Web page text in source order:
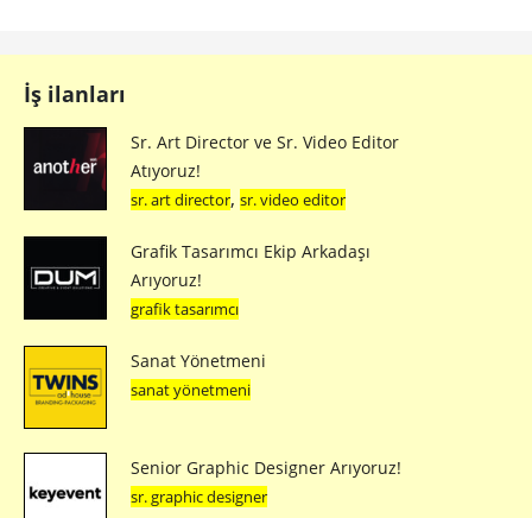
İş ilanları
Sr. Art Director ve Sr. Video Editor
Atıyoruz!
sr. art director, sr. video editor
Grafik Tasarımcı Ekip Arkadaşı
Arıyoruz!
grafik tasarımcı
Sanat Yönetmeni
sanat yönetmeni
Senior Graphic Designer Arıyoruz!
sr. graphic designer